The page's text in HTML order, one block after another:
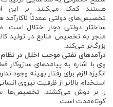
هستند کمک می‌کنند. بر
تخصیص‌های دولتی عمدتاً ناکارآمد
ساختار دولتی دچار اختلال است.
منجر به تخصیص منابع در تولید
بزرگ‌تر می‌کند.
درآمدهای نفتی موجب اخلال در
وی با اشاره به پیامدهای سازوکار
انگیزه لازم برای رفتار بهینه وجود
استخدام بالاتر از ظرفیت نیروی
را بر دوش می‌کشند. تخصیص‌ها
کوتاه‌مدت است.